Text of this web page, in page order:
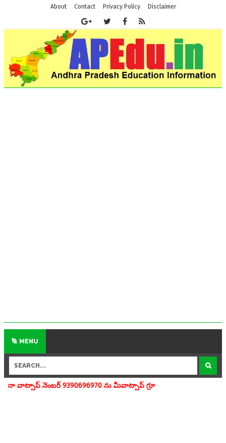
About Contact Privacy Policy Disclaimer
MENU
ను మీవాట్సాప్ గ్రూపులో add చేయగలరు www.apedu.in.